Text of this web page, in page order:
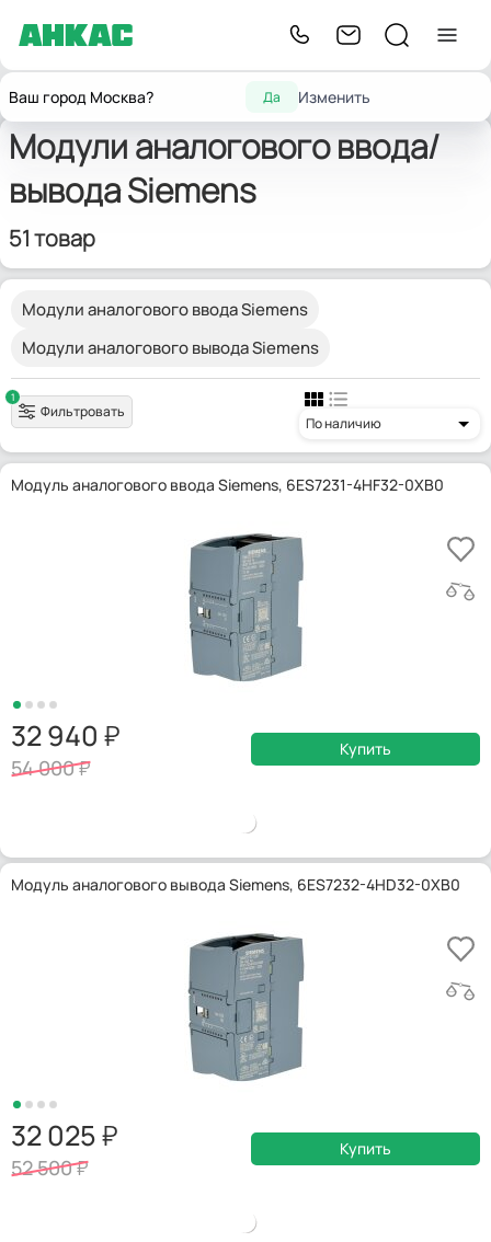
Ваш город Москва? Да Изменить
Главнаявывода
вывода
Модули аналогового ввода/
вывода Siemens
51 товар
Модули аналогового ввода Siemens
Модули аналогового вывода Siemens
1
Фильтровать
По наличию
Модуль аналогового ввода Siemens, 6ES7231-4HF32-0XB0
32 940
54 000
Купить
Модуль аналогового вывода Siemens, 6ES7232-4HD32-0XB0
32 025
52 500
Купить